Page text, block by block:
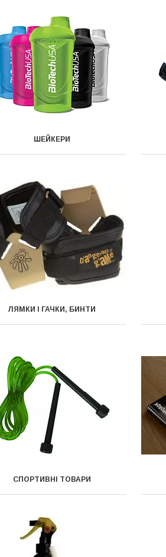
ШЕЙКЕРИ
ЛЯМКИ І ГАЧКИ, БИНТИ
СПОРТИВНІ ТОВАРИ